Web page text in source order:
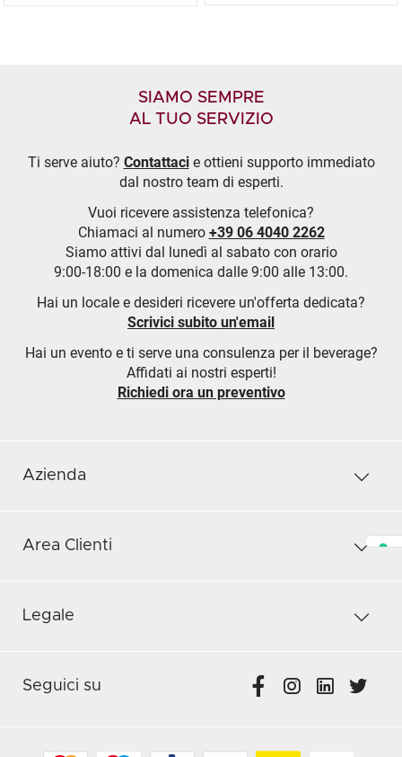
SIAMO SEMPRE
AL TUO SERVIZIO
Ti serve aiuto? Contattacie ottieni supporto immediato
dal nostro team di esperti.
Vuoi ricevere assistenza telefonica?
Chiamaci al numero +39 06 4040 2262
Siamo attivi dal lunedì al sabato con orario
9:00-18:00 e la domenica dalle 9:00 alle 13:00.
Hai un locale e desideri ricevere un'offerta dedicata?
Scrivici subito un'email
Hai un evento e ti serve una consulenza per il beverage?
Affidati ai nostri esperti!
Richiedi ora un preventivo
Azienda
Area Clienti
Legale
Seguici su